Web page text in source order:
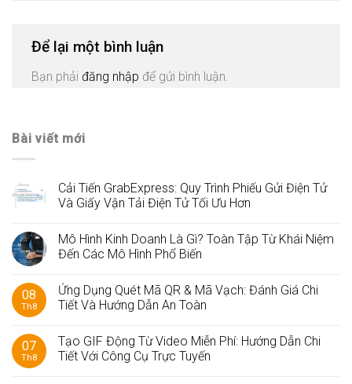
Để lại một bình luận
Bạn phải đăng nhập để gửi bình luận.
Bài viết mới
Cải Tiến GrabExpress: Quy Trình Phiếu Gửi Điện Tử
Và Giấy Vận Tải Điện Tử Tối Ưu Hơn
Mô Hình Kinh Doanh Là Gì? Toàn Tập Từ Khái Niệm
Đến Các Mô Hình Phổ Biến
08
Th8
Ứng Dụng Quét Mã QR & Mã Vạch: Đánh Giá Chi
Tiết Và Hướng Dẫn An Toàn
07
Th8
Tạo GIF Động Từ Video Miễn Phí: Hướng Dẫn Chi
Tiết Với Công Cụ Trực Tuyến